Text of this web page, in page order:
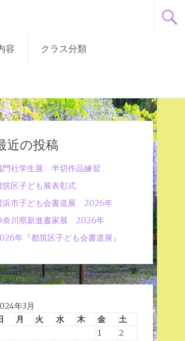
容 クラス分類
近の投稿
門社学生展 半切作品練習
筑区子ども展表彰式
浜市子ども会書道展 2026年
奈川県新進書家展 2026年
年『都筑区子ども会書道展』
年3月
月 火 水 木 金
土
1
2